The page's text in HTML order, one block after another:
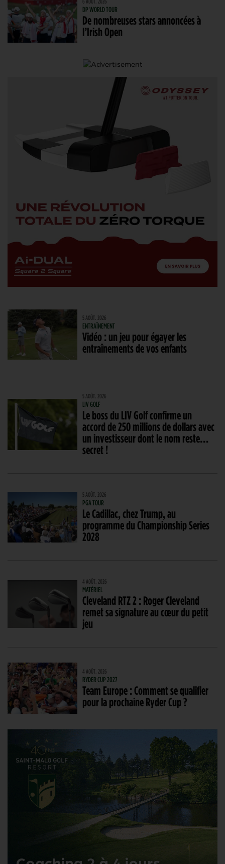
DP WORLD TOUR
De nombreuses stars annoncées à
l’Irish Open
5 AOÛT. 2026
ENTRAÎNEMENT
Vidéo : un jeu pour égayer les
entraînements de vos enfants
5 AOÛT. 2026
LIV GOLF
Le boss du LIV Golf confirme un
accord de 250 millions de dollars avec
un investisseur dont le nom reste…
secret !
5 AOÛT. 2026
PGA TOUR
Le Cadillac, chez Trump, au
programme du Championship Series
2028
4 AOÛT. 2026
MATÉRIEL
Cleveland RTZ 2 : Roger Cleveland
remet sa signature au cœur du petit
jeu
4 AOÛT. 2026
RYDER CUP 2027
Team Europe : Comment se qualifier
pour la prochaine Ryder Cup ?